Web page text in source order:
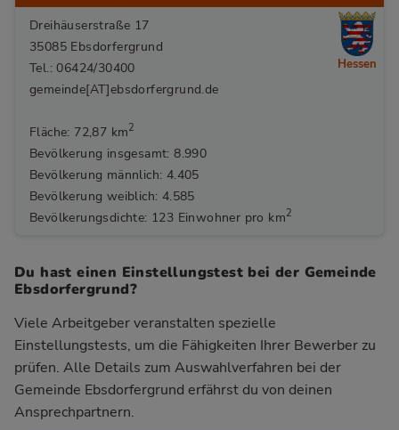
Dreihäuserstraße 17
35085 Ebsdorfergrund
Tel.: 06424/30400
gemeinde[AT]ebsdorfergrund.de
Fläche: 72,87 km2
Bevölkerung insgesamt: 8.990
Bevölkerung männlich: 4.405
Bevölkerung weiblich: 4.585
Bevölkerungsdichte: 123 Einwohner pro km2
Hessen
Du hast einen Einstellungstest bei der Gemeinde
Ebsdorfergrund?
Viele Arbeitgeber veranstalten spezielle
Einstellungstests, um die Fähigkeiten Ihrer Bewerber zu
prüfen. Alle Details zum Auswahlverfahren bei der
Gemeinde Ebsdorfergrund erfährst du von deinen
Ansprechpartnern.